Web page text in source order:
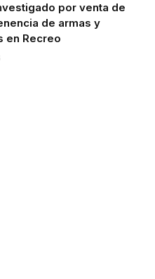
por venta de
de armas y
en Recreo